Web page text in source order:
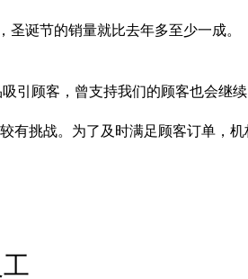
诞节的销量就比去年多至少一成。
引顾客，曾支持我们的顾客也会继
挑战。为了及时满足顾客订单，